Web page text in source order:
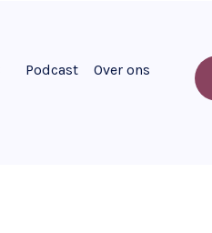
Podcast Over ons